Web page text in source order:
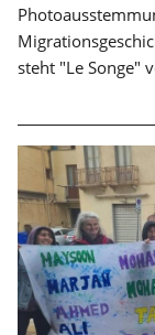
steht "Le Songe"